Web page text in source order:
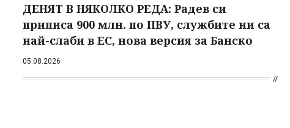
ДЕНЯТ В НЯКОЛКО РЕДА: Радев си
приписа 900 млн. по ПВУ, службите ни са
най-слаби в ЕС, нова версия за Банско
05.08.2026